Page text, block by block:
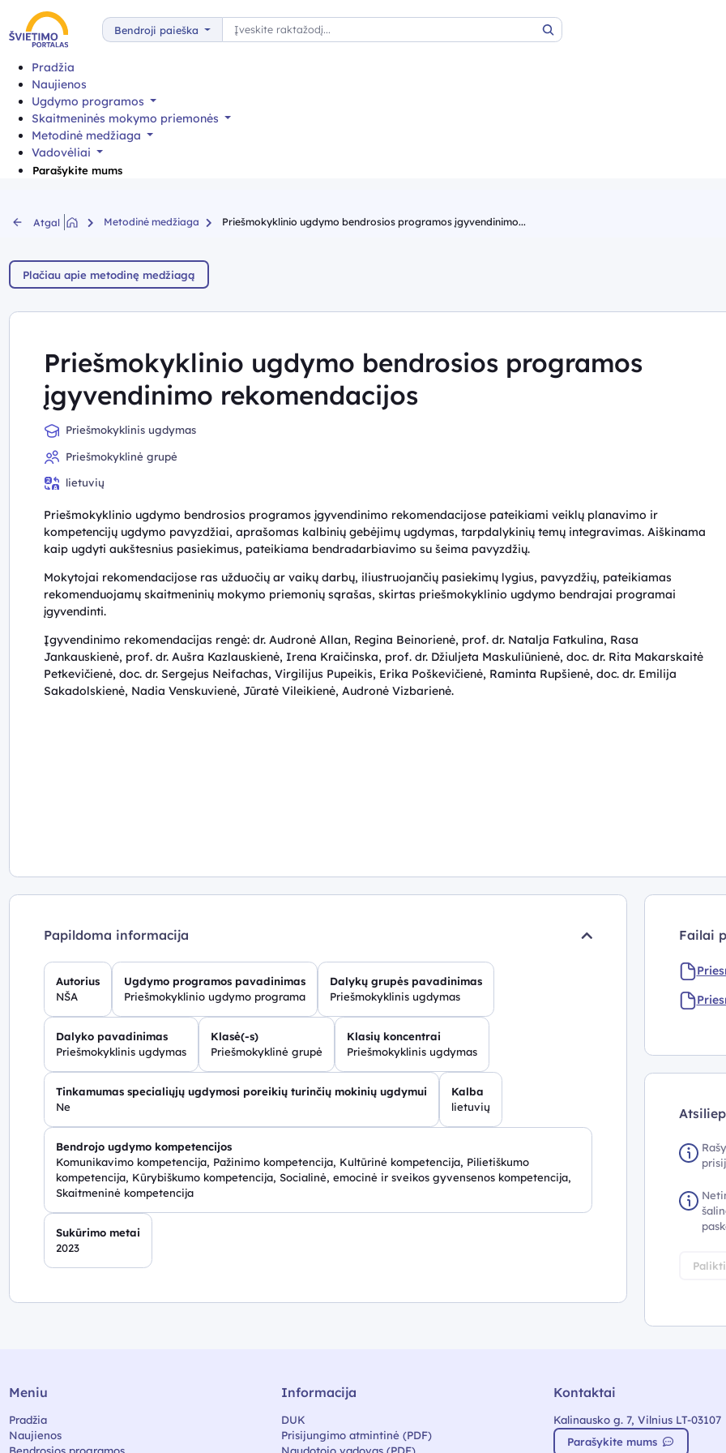
Bendroji paieška
Paieška
Paieška
Pradžia
Naujienos
Ugdymo programos
Skaitmeninės mokymo priemonės
Metodinė medžiaga
Vadovėliai
Parašykite mums
Atgal Metodinė medžiaga Priešmokyklinio ugdymo bendrosios programos įgyvendinimo...
Plačiau apie metodinę medžiagą
Priešmokyklinio ugdymo bendrosios programos
įgyvendinimo rekomendacijos
Priešmokyklinis ugdymas
Priešmokyklinė grupė
lietuvių
Priešmokyklinio ugdymo bendrosios programos įgyvendinimo rekomendacijose pateikiami veiklų planavimo ir
kompetencijų ugdymo pavyzdžiai, aprašomas kalbinių gebėjimų ugdymas, tarpdalykinių temų integravimas. Aiškinama
kaip ugdyti aukštesnius pasiekimus, pateikiama bendradarbiavimo su šeima pavyzdžių.
Mokytojai rekomendacijose ras užduočių ar vaikų darbų, iliustruojančių pasiekimų lygius, pavyzdžių, pateikiamas
rekomenduojamų skaitmeninių mokymo priemonių sąrašas, skirtas priešmokyklinio ugdymo bendrajai programai
įgyvendinti.
Įgyvendinimo rekomendacijas rengė: dr. Audronė Allan, Regina Beinorienė, prof. dr. Natalja Fatkulina, Rasa
Jankauskienė, prof. dr. Aušra Kazlauskienė, Irena Kraičinska, prof. dr. Džiuljeta Maskuliūnienė, doc. dr. Rita Makarskaitė
Petkevičienė, doc. dr. Sergejus Neifachas, Virgilijus Pupeikis, Erika Poškevičienė, Raminta Rupšienė, doc. dr. Emilija
Sakadolskienė, Nadia Venskuvienė, Jūratė Vileikienė, Audronė Vizbarienė.
Papildoma informacija
Autorius
NŠA
Ugdymo programos pavadinimas
Priešmokyklinio ugdymo programa
Dalykų grupės pavadinimas
Priešmokyklinis ugdymas
Dalyko pavadinimas
Priešmokyklinis ugdymas
Klasė(-s)
Priešmokyklinė grupė
Klasių koncentrai
Priešmokyklinis ugdymas
Tinkamumas specialiųjų ugdymosi poreikių turinčių mokinių ugdymui
Ne
Kalba
lietuvių
Bendrojo ugdymo kompetencijos
Komunikavimo kompetencija, Pažinimo kompetencija, Kultūrinė kompetencija, Pilietiškumo
kompetencija, Kūrybiškumo kompetencija, Socialinė, emocinė ir sveikos gyvensenos kompetencija,
Skaitmeninė kompetencija
Sukūrimo metai
2023
Failai
Meniu
Pradžia
Naujienos
Bendrosios programos
Informacija
DUK
Prisijungimo atmintinė (PDF)
Naudotojo vadovas (PDF)
Kontaktai
Kalinausko g. 7, Vilnius LT-03107
Parašykite mums